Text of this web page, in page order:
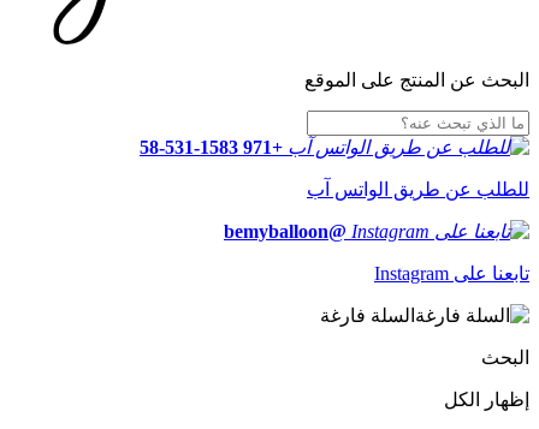
البحث عن المنتج على الموقع
+971 58-531-1583
للطلب عن طريق الواتس آب
@bemyballoon
تابعنا على Instagram
السلة فارغة
البحث
إظهار الكل